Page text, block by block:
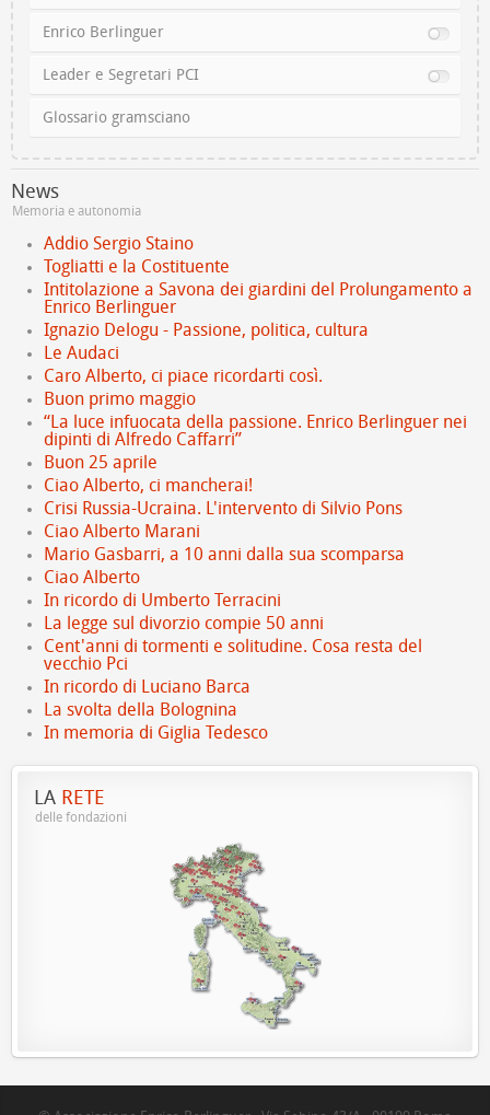
Enrico Berlinguer
Leader e Segretari PCI
Glossario gramsciano
News
Memoria e autonomia
Addio Sergio Staino
Togliatti e la Costituente
Intitolazione a Savona dei giardini del Prolungamento a
Enrico Berlinguer
Ignazio Delogu - Passione, politica, cultura
Le Audaci
Caro Alberto, ci piace ricordarti così.
Buon primo maggio
“La luce infuocata della passione. Enrico Berlinguer nei
dipinti di Alfredo Caffarri”
Buon 25 aprile
Ciao Alberto, ci mancherai!
Crisi Russia-Ucraina. L'intervento di Silvio Pons
Ciao Alberto Marani
Mario Gasbarri, a 10 anni dalla sua scomparsa
Ciao Alberto
In ricordo di Umberto Terracini
La legge sul divorzio compie 50 anni
Cent'anni di tormenti e solitudine. Cosa resta del
vecchio Pci
In ricordo di Luciano Barca
La svolta della Bolognina
In memoria di Giglia Tedesco
LA RETE
delle fondazioni